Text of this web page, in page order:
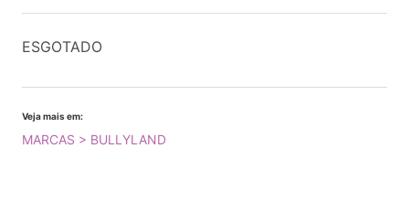
ESGOTADO
Veja mais em:
MARCAS > BULLYLAND